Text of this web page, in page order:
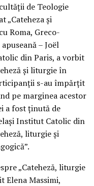
de Teologie
„Cateheza și
Roma, Greco-
– Joël
din Paris, a vorbit
și liturgie în
s-au împărțit
pe marginea acestor
a fost ținută de
Institut Catolic din
liturgie și
„Cateheză, liturgie
Elena Massimi,